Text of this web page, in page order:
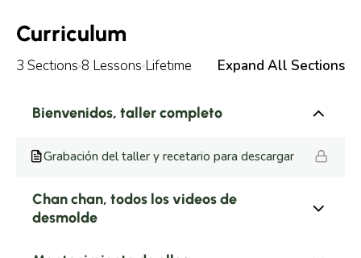
Curriculum
3 Sections 8 Lessons Lifetime Expand All Sections
Bienvenidos, taller completo
Grabación del taller y recetario para descargar
Chan chan, todos los videos de
desmolde